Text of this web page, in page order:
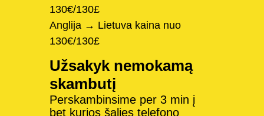
130€/130£
Anglija → Lietuva kaina nuo
130€/130£
Užsakyk nemokamą
skambutį
Perskambinsime per 3 min į
bet kurios šalies telefono